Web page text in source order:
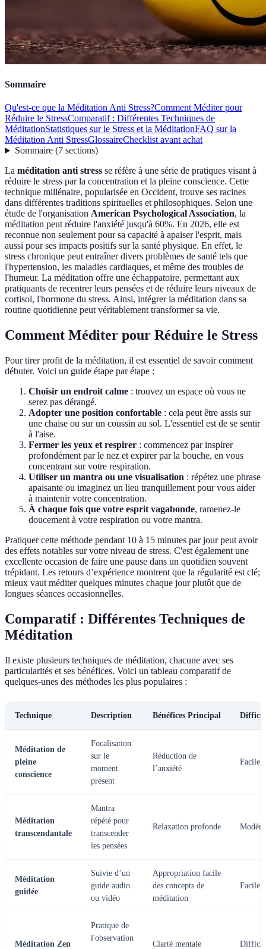
Sommaire
Qu'est-ce que la Méditation Anti Stress?Comment Méditer pour
Réduire le StressComparatif : Différentes Techniques de
MéditationStatistiques sur le Stress et la MéditationFAQ sur la
Méditation Anti StressGlossaireChecklist avant achat
Sommaire(7 sections)
La méditation anti stress se réfère à une série de pratiques visant à
réduire le stress par la concentration et la pleine conscience. Cette
technique millénaire, popularisée en Occident, trouve ses racines
dans différentes traditions spirituelles et philosophiques. Selon une
étude de l'organisation American Psychological Association, la
méditation peut réduire l'anxiété jusqu'à 60%. En 2026, elle est
reconnue non seulement pour sa capacité à apaiser l'esprit, mais
aussi pour ses impacts positifs sur la santé physique. En effet, le
stress chronique peut entraîner divers problèmes de santé tels que
l'hypertension, les maladies cardiaques, et même des troubles de
l'humeur. La méditation offre une échappatoire, permettant aux
pratiquants de recentrer leurs pensées et de réduire leurs niveaux de
cortisol, l'hormone du stress. Ainsi, intégrer la méditation dans sa
routine quotidienne peut véritablement transformer sa vie.
Comment Méditer pour Réduire le Stress
Pour tirer profit de la méditation, il est essentiel de savoir comment
débuter. Voici un guide étape par étape :
Choisir un endroit calme : trouvez un espace où vous ne
serez pas dérangé.
Adopter une position confortable : cela peut être assis sur
une chaise ou sur un coussin au sol. L'essentiel est de se sentir
à l'aise.
Fermer les yeux et respirer : commencez par inspirer
profondément par le nez et expirer par la bouche, en vous
concentrant sur votre respiration.
Utiliser un mantra ou une visualisation : répétez une phrase
apaisante ou imaginez un lieu tranquillement pour vous aider
à maintenir votre concentration.
À chaque fois que votre esprit vagabonde, ramenez-le
doucement à votre respiration ou votre mantra.
Pratiquer cette méthode pendant 10 à 15 minutes par jour peut avoir
des effets notables sur votre niveau de stress. C'est également une
excellente occasion de faire une pause dans un quotidien souvent
trépidant. Les retours d’expérience montrent que la régularité est clé;
mieux vaut méditer quelques minutes chaque jour plutôt que de
longues séances occasionnelles.
Comparatif : Différentes Techniques de
Méditation
Il existe plusieurs techniques de méditation, chacune avec ses
particularités et ses bénéfices. Voici un tableau comparatif de
quelques-unes des méthodes les plus populaires :
Technique Description Bénéfices Principal
Méditation de
pleine
conscience
Focalisation
sur le
moment
présent
Réduction de
l’anxiété
Facile
Méditation
transcendantale
Mantra
répété pour
transcender
les pensées
Relaxation profonde
Méditation
guidée
Suivie d’un
guide audio
ou vidéo
Appropriation facile
des concepts de
méditation
Facile
Méditation Zen
Pratique de
l'observation
Clarté mentale